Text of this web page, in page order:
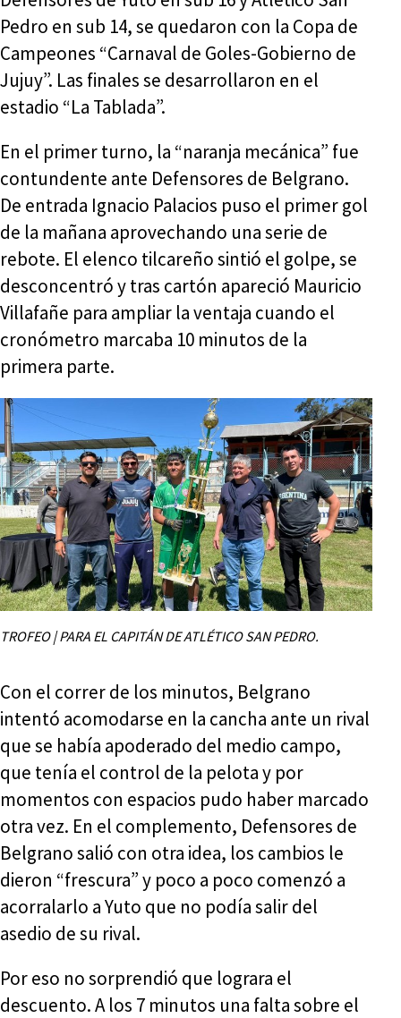
Pedro en sub 14, se quedaron con la Copa de
Campeones “Carnaval de Goles-Gobierno de
Jujuy”. Las finales se desarrollaron en el
estadio “La Tablada”.
En el primer turno, la “naranja mecánica” fue
contundente ante Defensores de Belgrano.
De entrada Ignacio Palacios puso el primer gol
de la mañana aprovechando una serie de
rebote. El elenco tilcareño sintió el golpe, se
desconcentró y tras cartón apareció Mauricio
Villafañe para ampliar la ventaja cuando el
cronómetro marcaba 10 minutos de la
primera parte.
TROFEO | PARA EL CAPITÁN DE ATLÉTICO SAN PEDRO.
Con el correr de los minutos, Belgrano
intentó acomodarse en la cancha ante un rival
que se había apoderado del medio campo,
que tenía el control de la pelota y por
momentos con espacios pudo haber marcado
otra vez. En el complemento, Defensores de
Belgrano salió con otra idea, los cambios le
dieron “frescura” y poco a poco comenzó a
acorralarlo a Yuto que no podía salir del
asedio de su rival.
Por eso no sorprendió que lograra el
descuento. A los 7 minutos una falta sobre el